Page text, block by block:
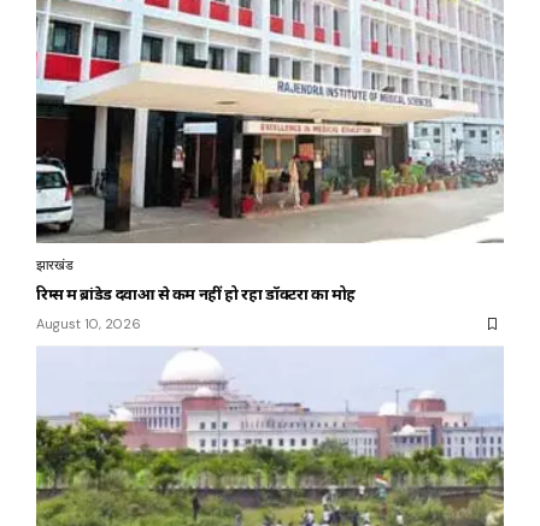
झारखंड
रिम्स में ब्रांडेड दवाओं से कम नहीं हो रहा डॉक्टरों का मोह
August 10, 2026